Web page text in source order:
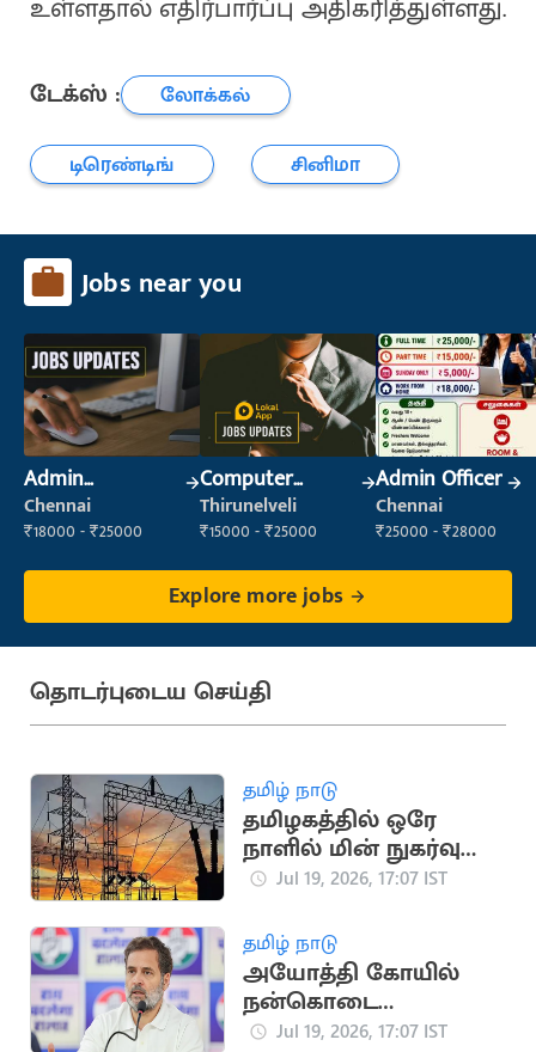
உள்ளதால் எதிர்பார்ப்பு அதிகரித்துள்ளது.
டேக்ஸ் :
லோக்கல்
டிரெண்டிங்
சினிமா
Jobs near you
Admin
Supervisor
Chennai
₹18000 - ₹25000
Computer
Operator
Thirunelveli
₹15000 - ₹25000
Admin Officer
Chennai
₹25000 - ₹28000
Explore more jobs
தொடர்புடைய செய்தி
தமிழ் நாடு
தமிழகத்தில் ஒரே
நாளில் மின் நுகர்வு
475.45 மில்லியன்
Jul 19, 2026, 17:07 IST
தமிழ் நாடு
அயோத்தி கோயில்
நன்கொடை
விவகாரம்: பிரதமருக்கு
Jul 19, 2026, 17:07 IST